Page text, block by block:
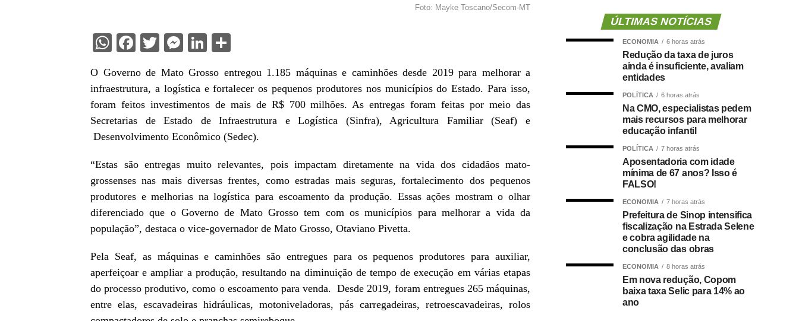
Foto: Mayke Toscano/Secom-MT
WhatsApp
Facebook
Twitter
Messenger
LinkedIn
O Governo de Mato Grosso entregou 1.185 máquinas e caminhões desde 2019 para melhorar a
infraestrutura, a logística e fortalecer os pequenos produtores nos municípios do Estado. Para isso,
foram feitos investimentos de mais de R$ 700 milhões. As entregas foram feitas por meio das
Secretarias de Estado de Infraestrutura e Logística (Sinfra), Agricultura Familiar (Seaf) e
Desenvolvimento Econômico (Sedec).
“Estas são entregas muito relevantes, pois impactam diretamente na vida dos cidadãos mato-
grossenses nas mais diversas frentes, como estradas mais seguras, fortalecimento dos pequenos
produtores e melhorias na logística para escoamento da produção. Essas ações mostram o olhar
diferenciado que o Governo de Mato Grosso tem com os municípios para melhorar a vida da
população”, destaca o vice-governador de Mato Grosso, Otaviano Pivetta.
Pela Seaf, as máquinas e caminhões são entregues para os pequenos produtores para auxiliar,
aperfeiçoar e ampliar a produção, resultando na diminuição de tempo de execução em várias etapas
do processo produtivo, como o escoamento para venda. Desde 2019, foram entregues 265 máquinas,
entre elas, escavadeiras hidráulicas, motoniveladoras, pás carregadeiras, retroescavadeiras, rolos
ÚLTIMAS NOTÍCIAS
ECONOMIA 6 horas atrás
Redução da taxa de juros
ainda é insuficiente, avaliam
entidades
POLÍTICA 6 horas atrás
Na CMO, especialistas pedem
mais recursos para melhorar
educação infantil
POLÍTICA 7 horas atrás
Aposentadoria com idade
mínima de 67 anos? Isso é
FALSO!
ECONOMIA 7 horas atrás
Prefeitura de Sinop intensifica
fiscalização na Estrada Selene
e cobra agilidade na
conclusão das obras
ECONOMIA 8 horas atrás
Em nova redução, Copom
baixa taxa Selic para 14% ao
ano